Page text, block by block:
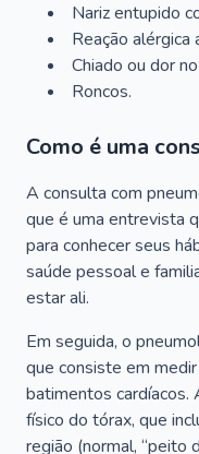
Nariz entupido
Reação alérgica
Chiado ou dor
Roncos.
Como é uma
A consulta com
que é uma entrevista
para conhecer seus
saúde pessoal e
estar ali.
Em seguida, o
que consiste em
batimentos cardíacos.
físico do tórax, que
região (normal, “peito